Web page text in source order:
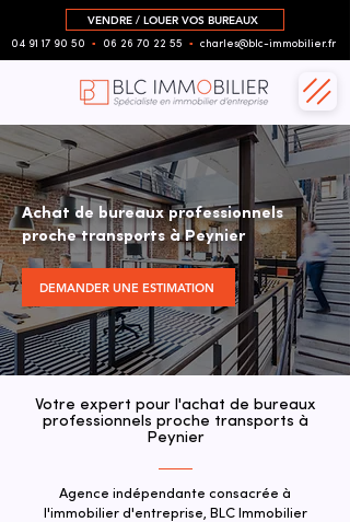
VENDRE / LOUER VOS BUREAUX
04 91 17 90 50 ▪︎ 06 26 70 22 55 ▪︎ charles@blc-immobilier.fr
Achat de bureaux professionnels
proche transports à Peynier
DEMANDER UNE ESTIMATION
Votre expert pour l'achat de bureaux
professionnels proche transports à
Peynier
Agence indépendante consacrée à
l'immobilier d'entreprise, BLC Immobilier